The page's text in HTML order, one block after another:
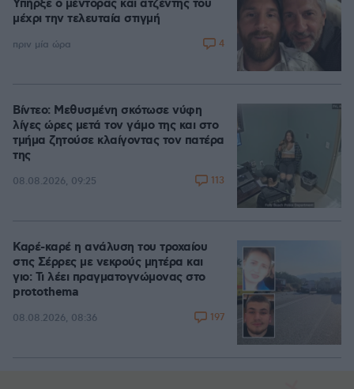
Υπήρξε ο μέντορας και ατζέντης του
μέχρι την τελευταία στιγμή
πριν μία ώρα 4
Βίντεο: Μεθυσμένη σκότωσε νύφη
λίγες ώρες μετά τον γάμο της και στο
τμήμα ζητούσε κλαίγοντας τον πατέρα
της
08.08.2026, 09:25 113
Καρέ-καρέ η ανάλυση του τροχαίου
στις Σέρρες με νεκρούς μητέρα και
γιο: Τι λέει πραγματογνώμονας στο
protothema
08.08.2026, 08:36 197